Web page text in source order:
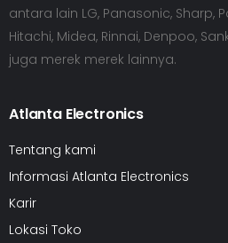
antara lain LG, Panasonic, Sharp,
Hitachi, Midea, Rinnai, Denpoo,
juga merek merek lainnya.
Atlanta Electronics
Tentang kami
Informasi Atlanta Electronics
Karir
Lokasi Toko